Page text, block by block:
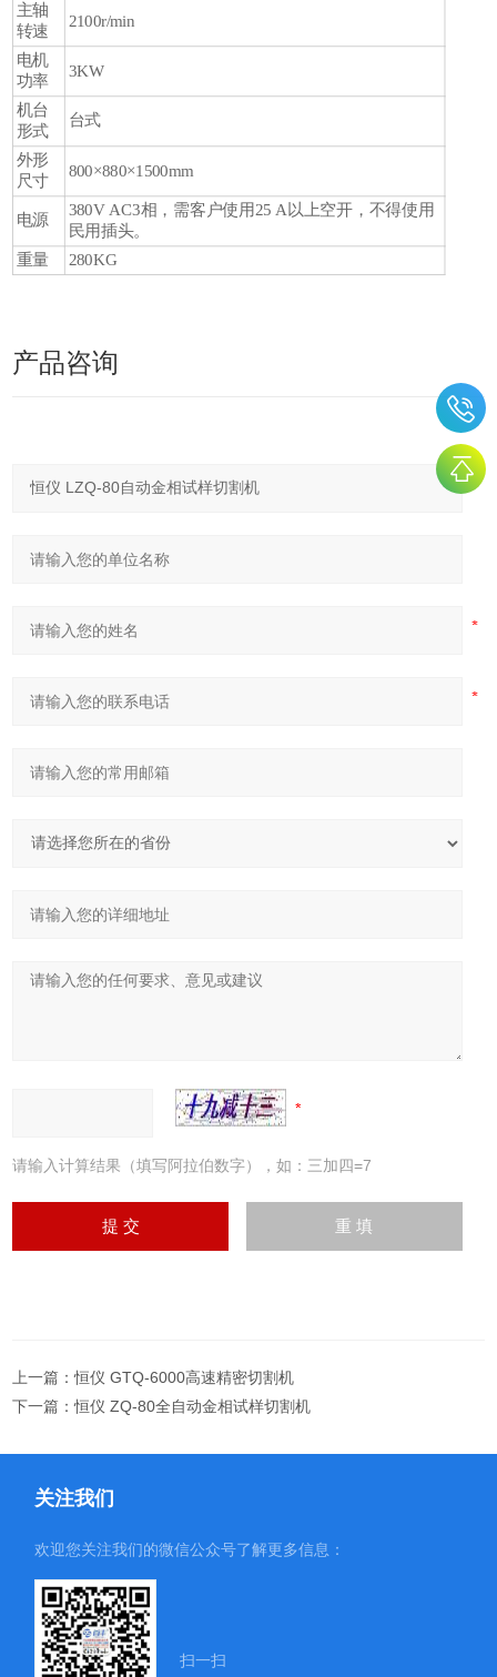
主轴
转速
2100r/min
电机
功率
3KW
机台
形式
台式
外形
尺寸
800×880×1500mm
电源
380V AC3相，需客户使用25 A以上空开，不得使用
民用插头。
重量
280KG
产品咨询
请输入计算结果（填写阿拉伯数字），如：三加四=7
上一篇：恒仪 GTQ-6000高速精密切割机
下一篇：恒仪 ZQ-80全自动金相试样切割机
关注我们
欢迎您关注我们的微信公众号了解更多信息：
扫一扫